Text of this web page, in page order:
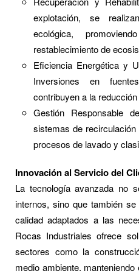
explotación, se
ecológica,
restablecimiento de
Eficiencia Energética y
Inversiones en
contribuyen a la
Gestión Responsable
sistemas de
procesos de lavado y
Innovación al Servicio del
La tecnología avanzada no
internos, sino que también
calidad adaptados a las
Rocas Industriales ofrece
sectores como la
medio ambiente,